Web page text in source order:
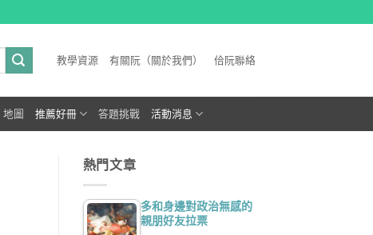
教學資源 有關阮（關於我們） 佮阮聯絡
地圖 推薦好冊 答題挑戰 活動消息
熱門文章
多和身邊對政治無感的
親朋好友拉票